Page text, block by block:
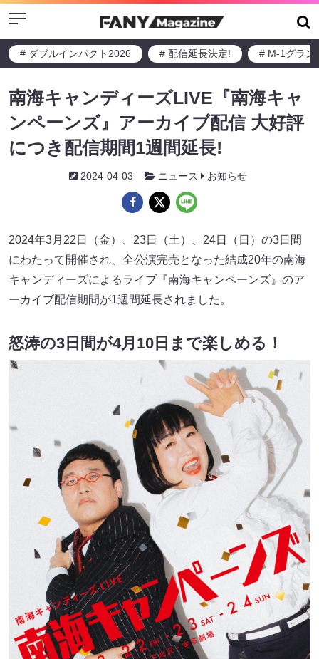
Menu
# ダブルインパクト2026 # 配信延長決定! # M-1グラン
南海キャンディーズLIVE『南海キャ
ンペーンズ』アーカイブ配信 大好評
につき配信期間1週間延長!
2024-04-03 ニュース お知らせ
2024年3月22日（金）、23日（土）、24日（日）の3日間
にわたって開催され、全公演完売となった結成20年の南海
キャンディーズによるライブ『南海キャンペーンズ』のア
ーカイブ配信期間が1週間延長されました。
怒涛の3日間が4月10日まで楽しめる！